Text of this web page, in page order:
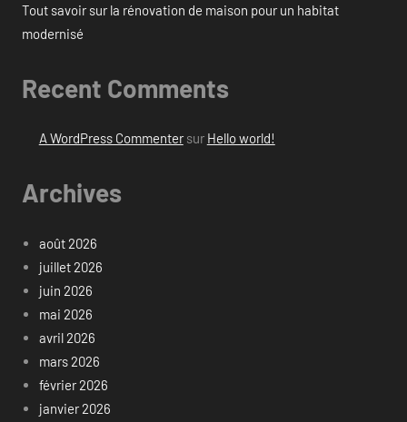
Tout savoir sur la rénovation de maison pour un habitat
modernisé
Recent Comments
A WordPress Commentersur Hello world!
Archives
août 2026
juillet 2026
juin 2026
mai 2026
avril 2026
mars 2026
février 2026
janvier 2026